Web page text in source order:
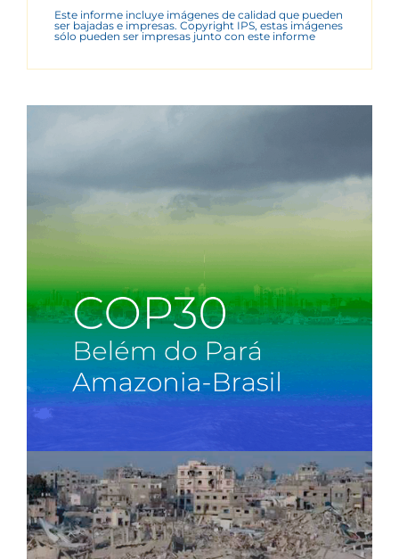
Este informe incluye imágenes de calidad que pueden
ser bajadas e impresas. Copyright IPS, estas imágenes
sólo pueden ser impresas junto con este informe